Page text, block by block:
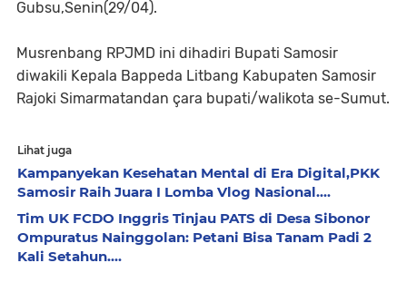
Gubsu,Senin(29/04).
Musrenbang RPJMD ini dihadiri Bupati Samosir
diwakili Kepala Bappeda Litbang Kabupaten Samosir
Rajoki Simarmatandan çara bupati/walikota se-Sumut.
Lihat juga
Kampanyekan Kesehatan Mental di Era Digital,PKK
Samosir Raih Juara I Lomba Vlog Nasional....
Tim UK FCDO Inggris Tinjau PATS di Desa Sibonor
Ompuratus Nainggolan: Petani Bisa Tanam Padi 2
Kali Setahun....